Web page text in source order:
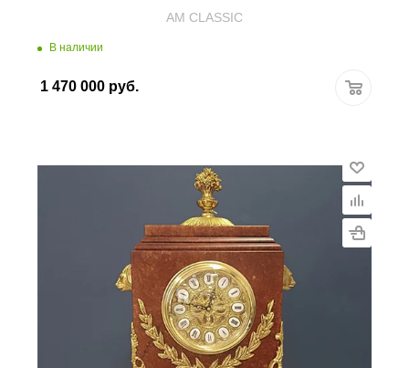
AM CLASSIC
В наличии
1 470 000 руб.